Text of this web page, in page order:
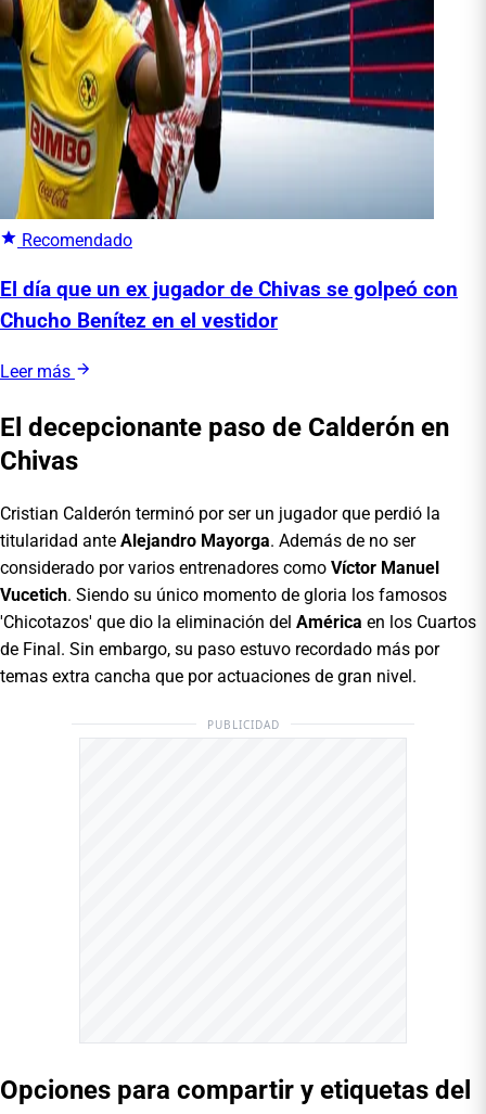
Recomendado
El día que un ex jugador de Chivas se golpeó con
Chucho Benítez en el vestidor
Leer más
El decepcionante paso de Calderón en
Chivas
Cristian Calderón terminó por ser un jugador que perdió la
titularidad ante Alejandro Mayorga. Además de no ser
considerado por varios entrenadores como Víctor Manuel
Vucetich. Siendo su único momento de gloria los famosos
'Chicotazos' que dio la eliminación del América en los Cuartos
de Final. Sin embargo, su paso estuvo recordado más por
temas extra cancha que por actuaciones de gran nivel.
PUBLICIDAD
Opciones para compartir y etiquetas del